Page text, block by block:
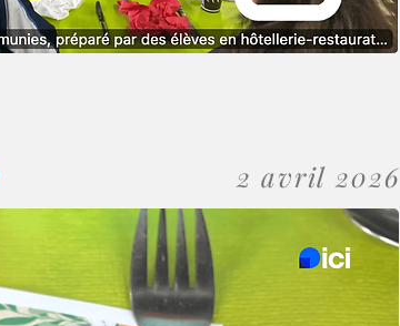
2 avril 2026